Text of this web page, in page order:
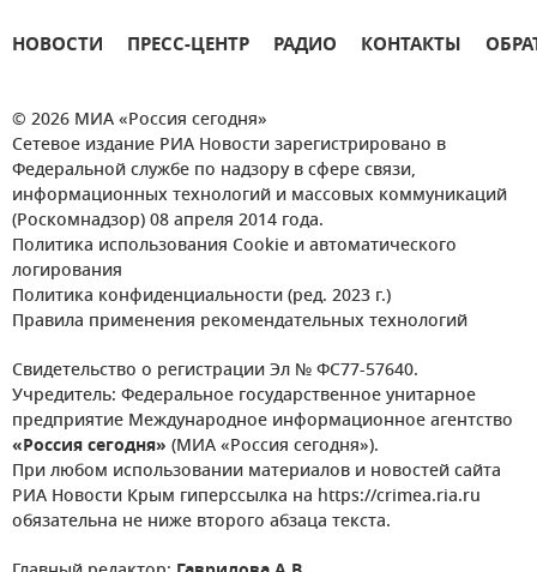
НОВОСТИ ПРЕСС-ЦЕНТР РАДИО КОНТАКТЫ
© 2026 МИА «Россия сегодня»
Сетевое издание РИА Новости зарегистрировано в
Федеральной службе по надзору в сфере связи,
информационных технологий и массовых коммуникаций
(Роскомнадзор) 08 апреля 2014 года.
Политика использования Cookie и автоматического
логирования
Политика конфиденциальности (ред. 2023 г.)
Правила применения рекомендательных технологий
Свидетельство о регистрации Эл № ФС77-57640.
Учредитель: Федеральное государственное унитарное
предприятие Международное информационное агентство
«Россия сегодня» (МИА «Россия сегодня»).
При любом использовании материалов и новостей сайта
РИА Новости Крым гиперссылка на https://crimea.ria.ru
обязательна не ниже второго абзаца текста.